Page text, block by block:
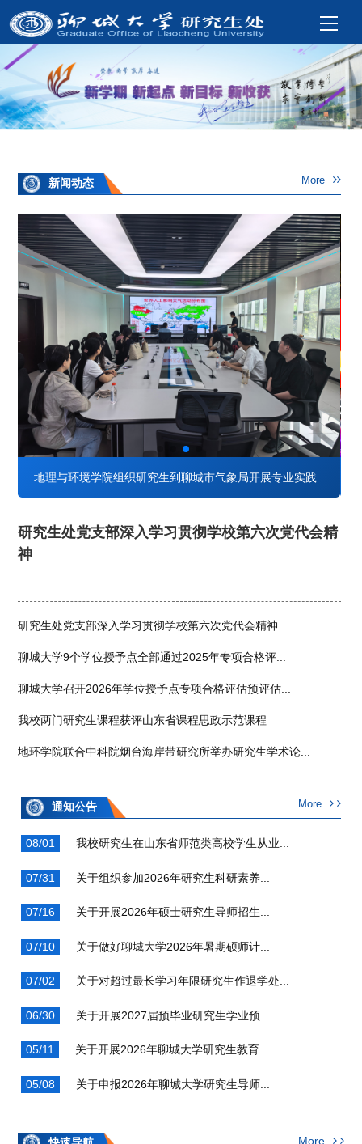
新闻动态 More
地理与环境学院组织研究生到聊城市气象局开展专业实践
研究生处党支部深入学习贯彻学校第六次党代会精
神
研究生处党支部深入学习贯彻学校第六次党代会精神
聊城大学9个学位授予点全部通过2025年专项合格评...
聊城大学召开2026年学位授予点专项合格评估预评估...
我校两门研究生课程获评山东省课程思政示范课程
地环学院联合中科院烟台海岸带研究所举办研究生学术论...
通知公告 More
08/01 我校研究生在山东省师范类高校学生从业...
07/31 关于组织参加2026年研究生科研素养...
07/16 关于开展2026年硕士研究生导师招生...
07/10 关于做好聊城大学2026年暑期硕师计...
07/02 关于对超过最长学习年限研究生作退学处...
06/30 关于开展2027届预毕业研究生学业预...
05/11 关于开展2026年聊城大学研究生教育...
05/08 关于申报2026年聊城大学研究生导师...
More